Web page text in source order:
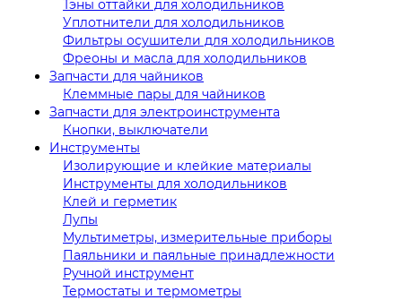
Тэны оттайки для холодильников
Уплотнители для холодильников
Фильтры осушители для холодильников
Фреоны и масла для холодильников
Запчасти для чайников
Клеммные пары для чайников
Запчасти для электроинструмента
Кнопки, выключатели
Инструменты
Изолирующие и клейкие материалы
Инструменты для холодильников
Клей и герметик
Лупы
Мультиметры, измерительные приборы
Паяльники и паяльные принадлежности
Ручной инструмент
Термостаты и термометры